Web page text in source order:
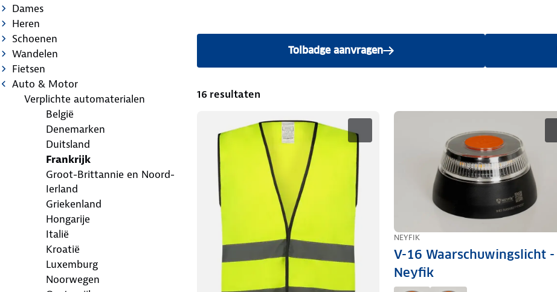
Dames
Heren
Schoenen
Wandelen
Fietsen
Auto & Motor
Verplichte automaterialen
België
Denemarken
Duitsland
Frankrijk
Groot-Brittannie en Noord-
Ierland
Griekenland
Hongarije
Italië
Kroatië
Luxemburg
Noorwegen
Tolbadge aanvragen
16 resultaten
NEYFIK
V-16 Waarschuwingslicht -
Neyfik